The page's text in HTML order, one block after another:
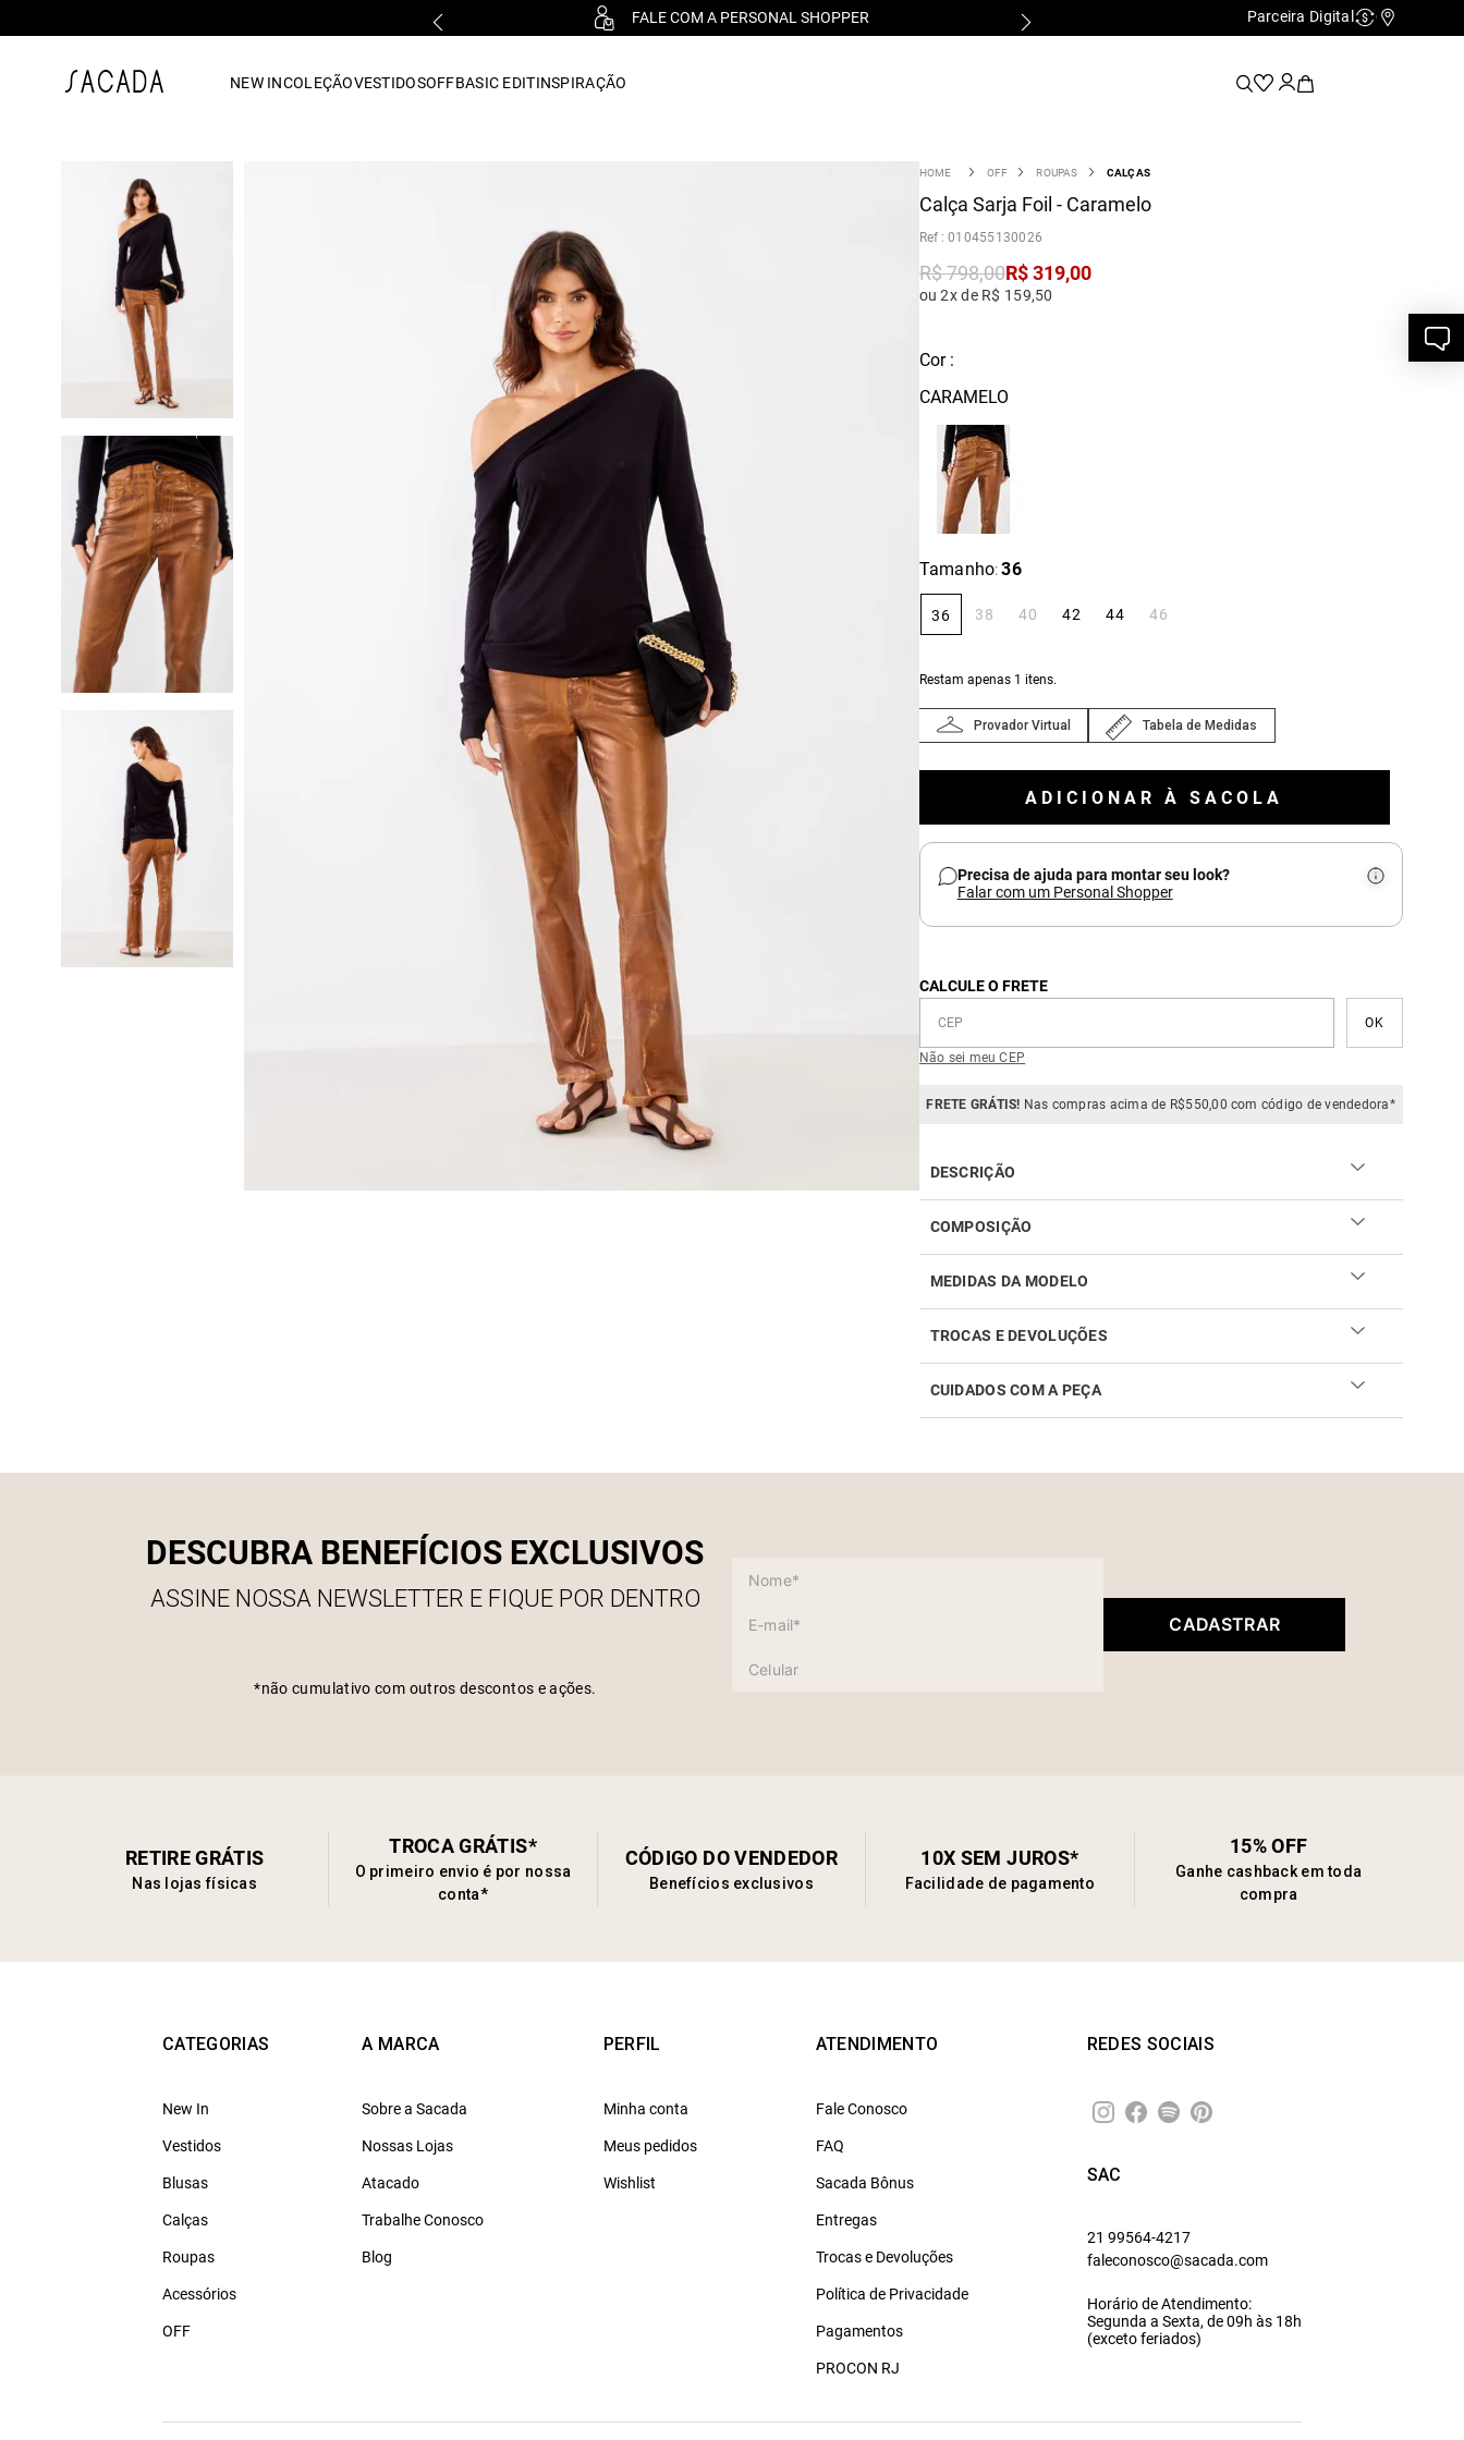
FALE COM A PERSONAL SHOPPER Parceira Digital Cashback
NEW INCOLEÇÃOVESTIDOSOFFBASIC EDITINSPIRAÇÃO
OFF ROUPAS CALÇAS
Calça Sarja Foil - Caramelo
:010455130026
R$798,00R$ 319,00
ou 2x de R$ 159,50
Cor :
CARAMELO
Tamanho: 36
36 38 40 42 44 46
Restam apenas 1 itens.
Provador Virtual Tabela de Medidas
ADICIONAR À SACOLA
Precisa de ajuda para montar seu look?
Falar com um Personal Shopper
CALCULE O FRETE
Não sei meu CEP
FRETE GRÁTIS! Nas compras acima de R$550,00 com código de vendedora*
DESCRIÇÃO
COMPOSIÇÃO
MEDIDAS DA MODELO
TROCAS E DEVOLUÇÕES
Realizar sua troca ou devolução é fácil. Confira maiores
informações nolink
CUIDADOS COM A PEÇA
DESCUBRA BENEFÍCIOS EXCLUSIVOS
ASSINE NOSSA NEWSLETTER E FIQUE POR DENTRO
*não cumulativo com outros descontos e ações.
CADASTRAR
RETIRE GRÁTIS
Nas lojas físicas
TROCA GRÁTIS*
O primeiro envio é por nossa
conta*
CÓDIGO DO VENDEDOR
Benefícios exclusivos
10X SEM JUROS*
Facilidade de pagamento
15% OFF
Ganhe cashback em toda
compra
CATEGORIAS
New In
Vestidos
Blusas
Calças
Roupas
Acessórios
OFF
A MARCA
Sobre a Sacada
Nossas Lojas
Atacado
Trabalhe Conosco
Blog
PERFIL
Minha conta
Meus pedidos
Wishlist
ATENDIMENTO
Fale Conosco
FAQ
Sacada Bônus
Entregas
Trocas e Devoluções
Política de Privacidade
Pagamentos
PROCON RJ
REDES SOCIAIS
SAC
21 99564-4217
faleconosco@sacada.com
Horário de Atendimento:
Segunda a Sexta, de 09h às 18h
(exceto feriados)
vestido midi